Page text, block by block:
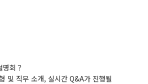
명회？
및 직무 소개, 실시간 Q&A가 진행될